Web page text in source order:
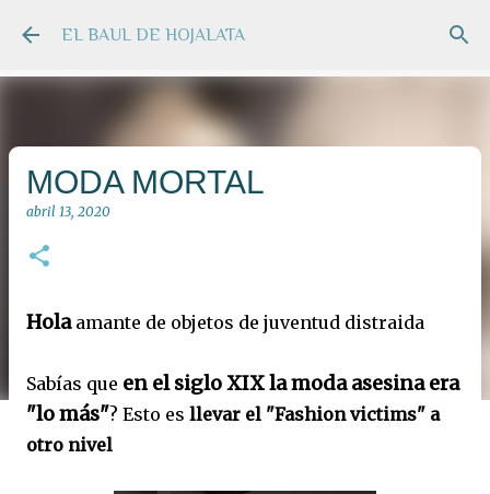
Ir al contenido principal
EL BAUL DE HOJALATA
MODA MORTAL
abril 13, 2020
Holaamante de objetos de juventud distraida
Sabías que en el siglo XIXla moda asesina era
"lo más"? Esto es llevar el "Fashion victims" a
otro nivel